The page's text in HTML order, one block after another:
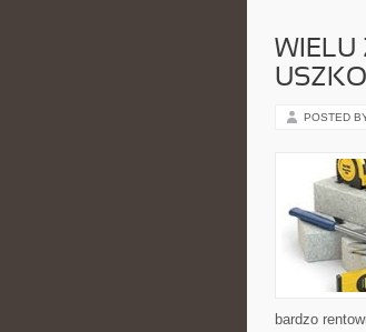
WIELU
POSTED
bardzo